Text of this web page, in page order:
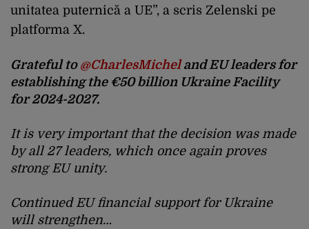
unitatea puternică a UE”, a scris Zelenski pe
platforma X.
Grateful to @CharlesMicheland EU leaders for
establishing the €50 billion Ukraine Facility
for 2024-2027.
It is very important that the decision was made
by all 27 leaders, which once again proves
strong EU unity.
Continued EU financial support for Ukraine
will strengthen…